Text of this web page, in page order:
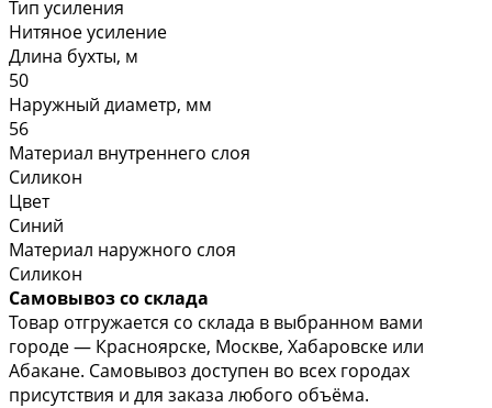
Тип усиления
Нитяное усиление
Длина бухты, м
50
Наружный диаметр, мм
56
Материал внутреннего слоя
Силикон
Цвет
Синий
Материал наружного слоя
Силикон
Самовывоз со склада
Товар отгружается со склада в выбранном вами
городе — Красноярске, Москве, Хабаровске или
Абакане. Самовывоз доступен во всех городах
присутствия и для заказа любого объёма.